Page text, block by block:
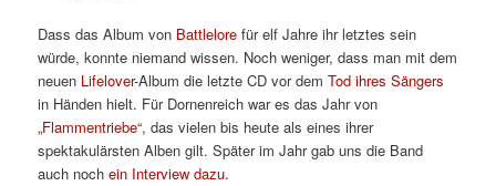
Dass das Album von Battlelore für elf Jahre ihr letztes sein
würde, konnte niemand wissen. Noch weniger, dass man mit dem
neuen Lifelover-Album die letzte CD vor demTod ihres Sängers
in Händen hielt. Für Dornenreich war es das Jahr von
„Flammentriebe“, das vielen bis heute als eines ihrer
spektakulärsten Alben gilt. Später im Jahr gab uns die Band
auch nochein Interview dazu.